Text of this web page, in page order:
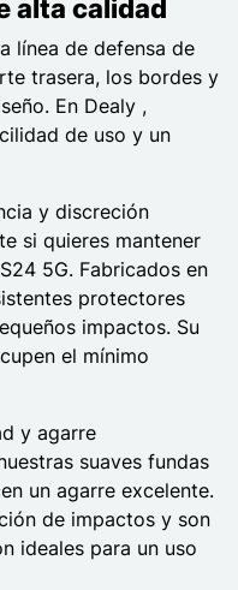
alta calidad
línea de defensa de
trasera, los bordes y
En Dealy ,
de uso y un
y discreción
si quieres mantener
5G. Fabricados en
protectores
impactos. Su
el mínimo
y agarre
suaves fundas
un agarre excelente.
de impactos y son
ideales para un uso